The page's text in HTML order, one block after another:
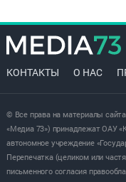
КОНТАКТЫ О НАС
© Все права на материалы сайта
«Медиа 73») принадлежат ОАУ
автономное учреждение
Перепечатка (целиком или
письменного согласия